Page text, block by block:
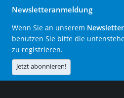
Newsletteranmeldung
Wenn Sie an unserem Newsletter
benutzen Sie bitte die
zu registrieren.
Jetzt abonnieren!